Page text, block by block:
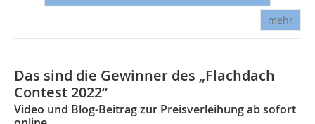
mehr
Das sind die Gewinner des „Flachdach
Contest 2022“
Video und Blog-Beitrag zur Preisverleihung ab sofort